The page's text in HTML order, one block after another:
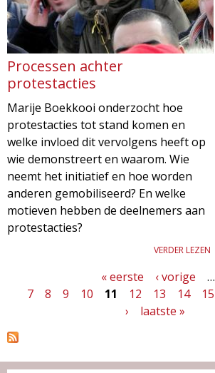
Processen achter
protestacties
Marije Boekkooi onderzocht hoe
protestacties tot stand komen en
welke invloed dit vervolgens heeft op
wie demonstreert en waarom. Wie
neemt het initiatief en hoe worden
anderen gemobiliseerd? En welke
motieven hebben de deelnemers aan
protestacties?
VERDER LEZEN
g
i
« eerste ‹ vorige
…
7
8 9 10 11 12 13 14 15
›
laatste »